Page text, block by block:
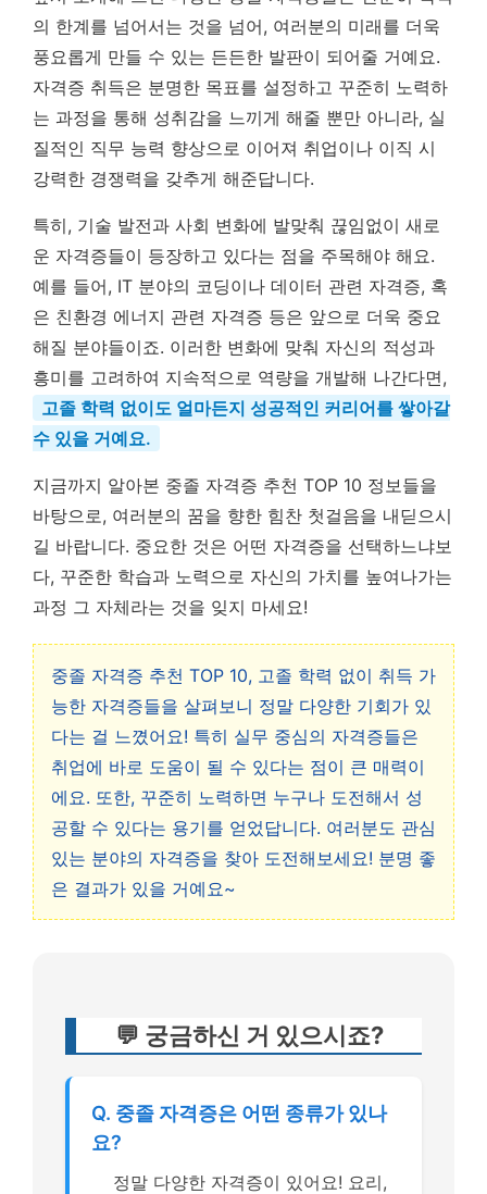
의 한계를 넘어서는 것을 넘어, 여러분의 미래를 더욱
풍요롭게 만들 수 있는 든든한 발판이 되어줄 거예요.
자격증 취득은 분명한 목표를 설정하고 꾸준히 노력하
는 과정을 통해 성취감을 느끼게 해줄 뿐만 아니라, 실
질적인 직무 능력 향상으로 이어져 취업이나 이직 시
강력한 경쟁력을 갖추게 해준답니다.
특히, 기술 발전과 사회 변화에 발맞춰 끊임없이 새로
운 자격증들이 등장하고 있다는 점을 주목해야 해요.
예를 들어, IT 분야의 코딩이나 데이터 관련 자격증, 혹
은 친환경 에너지 관련 자격증 등은 앞으로 더욱 중요
해질 분야들이죠. 이러한 변화에 맞춰 자신의 적성과
흥미를 고려하여 지속적으로 역량을 개발해 나간다면,
고졸 학력 없이도 얼마든지 성공적인 커리어를 쌓아갈
수 있을 거예요.
지금까지 알아본 중졸 자격증 추천 TOP 10 정보들을
바탕으로, 여러분의 꿈을 향한 힘찬 첫걸음을 내딛으시
길 바랍니다. 중요한 것은 어떤 자격증을 선택하느냐보
다, 꾸준한 학습과 노력으로 자신의 가치를 높여나가는
과정 그 자체라는 것을 잊지 마세요!
중졸 자격증 추천 TOP 10, 고졸 학력 없이 취득 가
능한 자격증들을 살펴보니 정말 다양한 기회가 있
다는 걸 느꼈어요! 특히 실무 중심의 자격증들은
취업에 바로 도움이 될 수 있다는 점이 큰 매력이
에요. 또한, 꾸준히 노력하면 누구나 도전해서 성
공할 수 있다는 용기를 얻었답니다. 여러분도 관심
있는 분야의 자격증을 찾아 도전해보세요! 분명 좋
은 결과가 있을 거예요~
💬 궁금하신 거 있으시죠?
Q. 중졸 자격증은 어떤 종류가 있나
요?
정말 다양한 자격증이 있어요! 요리,